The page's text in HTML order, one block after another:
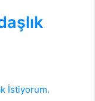
İstiyorum.